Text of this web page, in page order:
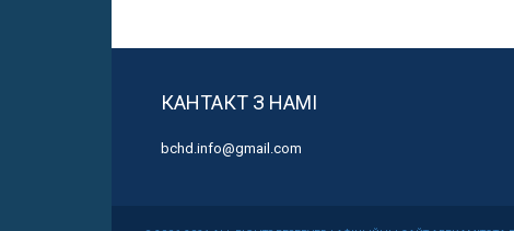
КАНТАКТ З НАМІ
bchd.info@gmail.com